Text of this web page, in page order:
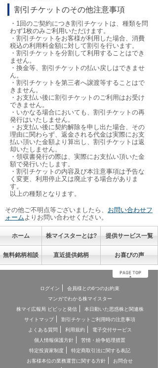
割引チケットのその他注意事項
・1回のご契約につき割引チケットは、種類を問
わず1枚のみご利用いただけます。
・割引チケットをお客様が利用した場合、消費
税込の利用料金額に対して割引を行います。
・割引チケットを分割して利用することはでき
ません。
・換金等、割引チケットの払い戻しはできませ
ん。
・割引チケットを第三者へ譲渡等することはで
きません。
・お支払い後に割引チケットのご利用はお受け
できません。
・いかなる場合においても、割引チケットの再
発行はいたしません。
・お支払い後に契約解除を申し出た場合、その
理由に関わらず、返金される代金は実際にお支
払い頂いた金額より算出し、割引チケットは返
却いたしません。
・領収書発行の際は、実際にお支払い頂いた金
額で発行いたします。
・割引チケットの内容及び本注意事項は予告な
く変更、利用停止又は廃止する場合がありま
す。
以上の種類となります。
その他ご不明点等ございましたら、 お問い合わせフ
ォームよりお問い合わせください。
ホーム 株マイスターとは? 提供サービス一覧
無料銘柄相談 直近提供銘柄 お喜びの声
ログイン
会員様との6つのお約束
マンガでわかる株マイスター
株マイ広報局 ビビッと発信
本日動いた思惑株と関連株
サイトマップ
割引チケットご利用時の注意事項
よくある質問
利用規約
電子交付サービス
個人情報保護方針
苦情・紛争処理措置
特定投資家制度
特定商取引法に関する表記
お客様本位の業務運営に関する方針
お問合せ